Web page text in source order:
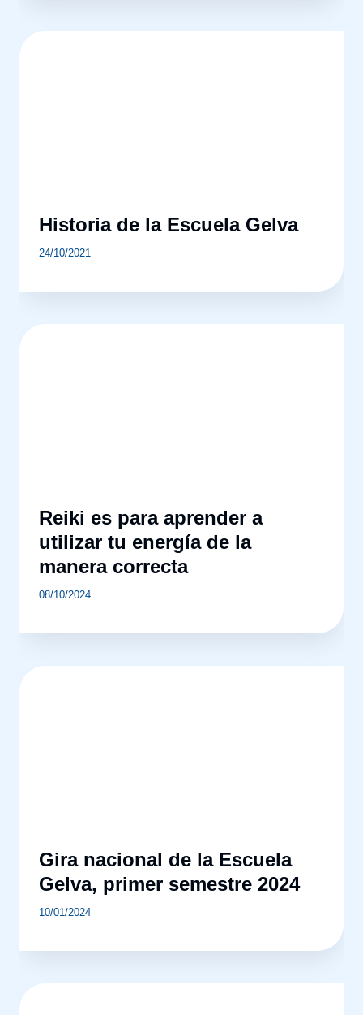
Historia de la Escuela Gelva
24/10/2021
Reiki es para aprender a
utilizar tu energía de la
manera correcta
08/10/2024
Gira nacional de la Escuela
Gelva, primer semestre 2024
10/01/2024